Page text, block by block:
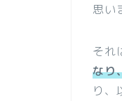
思い
それ
なり
り、